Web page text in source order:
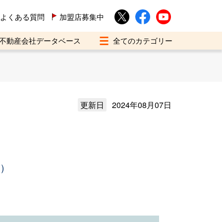
よくある質問 加盟店募集中
動産会社データベース
更新日 2024年08月07日